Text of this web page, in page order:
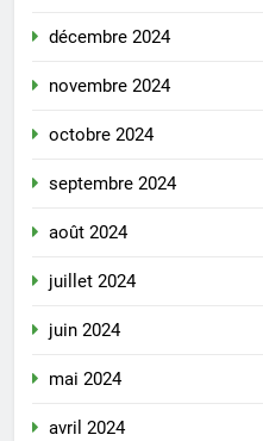
décembre 2024
novembre 2024
octobre 2024
septembre 2024
août 2024
juillet 2024
juin 2024
mai 2024
avril 2024